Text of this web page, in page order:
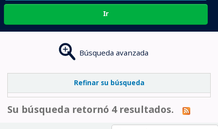
Ir
Búsqueda avanzada
Refinar su búsqueda
Su búsqueda retornó 4 resultados.